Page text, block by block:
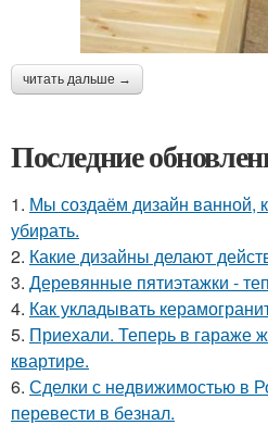
читать дальше →
Последние
1. Мы создаём дизайн ванной,
убирать.
2. Какие дизайны делают
3. Деревянные пятиэтажки -
4. Как укладывать
5. Приехали. Теперь в гараже
квартире.
6. Сделки с недвижимостью в
перевести в безнал.